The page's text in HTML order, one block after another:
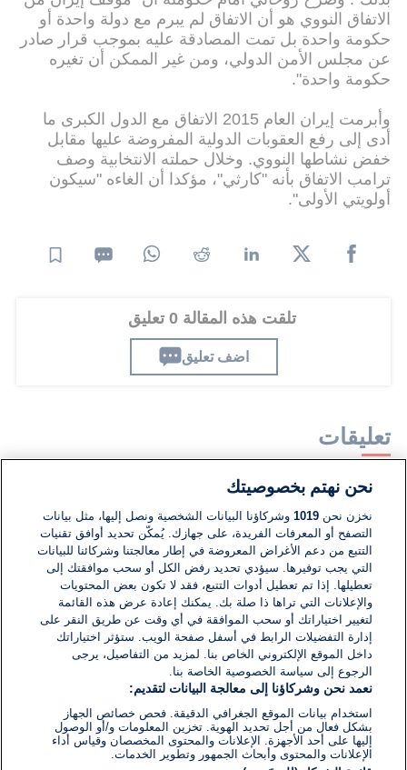
الاتفاق النووي هو أن الاتفاق لم يبرم مع دولة واحدة أو
حكومة واحدة بل تمت المصادقة عليه بموجب قرار صادر
عن مجلس الأمن الدولي، ومن غير الممكن أن تغيره
حكومة واحدة".
وأبرمت إيران العام 2015 الاتفاق مع الدول الكبرى ما
أدى إلى رفع العقوبات الدولية المفروضة عليها مقابل
خفض نشاطها النووي. وخلال حملته الانتخابية وصف
ترامب الاتفاق بأنه "كارثي"، مؤكدا أن الغاءه "سيكون
أولويتي الأولى".
تلقت هذه المقالة 0 تعليق
اضف تعليق
تعليقات
لا توجد تعليقات مكتوبة حتى الآن. كن الأول!
اكتب تعليقًا جديدًا ...
نحن نهتم بخصوصيتك
نخزن نحن1019 وشركاؤنا البيانات الشخصية ونصل إليها، مثل بيانات
التصفح أو المعرفات الفريدة، على جهازك. يُمكّن تحديد أوافق تقنيات
التتبع من دعم الأغراض المعروضة في إطار معالجتنا وشركائنا للبيانات
التي يجب توفيرها. سيؤدي تحديد رفض الكل أو سحب موافقتك إلى
تعطيلها. إذا تم تعطيل أدوات التتبع، فقد لا تكون بعض المحتويات
والإعلانات التي تراها ذا صلة بك. يمكنك إعادة عرض هذه القائمة
لتغيير اختياراتك أو سحب الموافقة في أي وقت عن طريق النقر على
إدارة التفضيلات الرابط في أسفل صفحة الويب. ستؤثر اختياراتك
داخل الموقع الإلكتروني الخاص بنا. لمزيد من التفاصيل، يرجى
الرجوع إلى سياسة الخصوصية الخاصة بنا.
نعمد نحن وشركاؤنا إلى معالجة البيانات لتقديم:
استخدام بيانات الموقع الجغرافي الدقيقة. فحص خصائص الجهاز
بشكل فعال من أجل تحديد الهوية. تخزين المعلومات و/أو الوصول
إليها على أحد الأجهزة. الإعلانات والمحتوى المخصصان وقياس أداء
الإعلانات والمحتوى وأبحاث الجمهور وتطوير الخدمات.